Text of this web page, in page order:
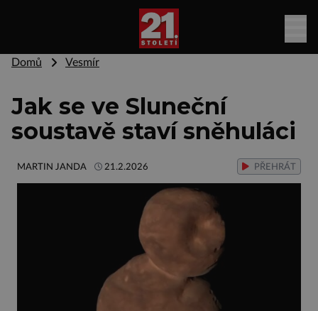
Domů Vesmír
Jak se ve Sluneční
soustavě staví sněhuláci
MARTIN JANDA 21.2.2026 PŘEHRÁT